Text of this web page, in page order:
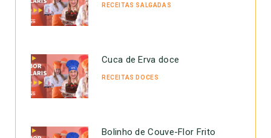
RECEITAS SALGADAS
Cuca de Erva doce
RECEITAS DOCES
Bolinho de Couve-Flor Frito